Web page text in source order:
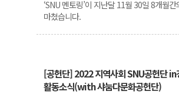
‘SNU 멘토링’이 지난달 11월 30일 8개월
마쳤습니다.
[공헌단] 2022 지역사회 SNU공헌단 in
활동소식(with 샤눔다문화공헌단)